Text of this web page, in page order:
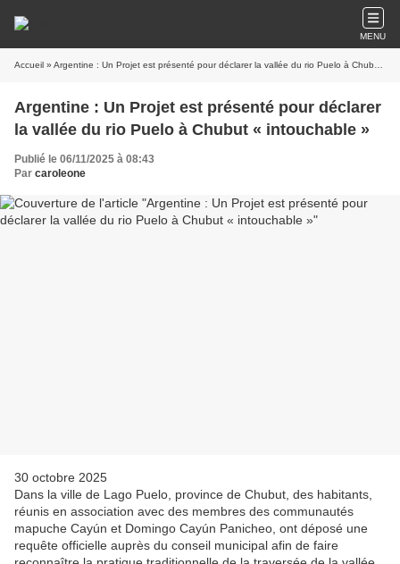
MENU
Accueil » Argentine : Un Projet est présenté pour déclarer la vallée du rio Puelo à Chubut « intouchable »
Argentine : Un Projet est présenté pour déclarer
la vallée du rio Puelo à Chubut « intouchable »
Publié le 06/11/2025 à 08:43
Par caroleone
30 octobre 2025
Dans la ville de Lago Puelo, province de Chubut, des habitants,
réunis en association avec des membres des communautés
mapuche Cayún et Domingo Cayún Panicheo, ont déposé une
requête officielle auprès du conseil municipal afin de faire